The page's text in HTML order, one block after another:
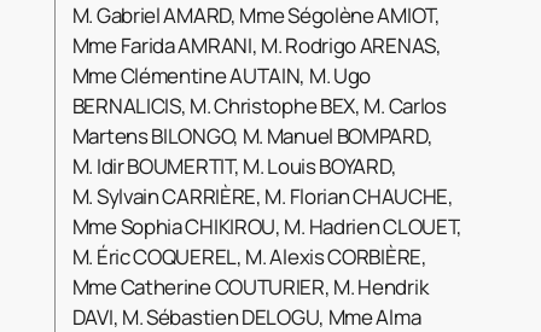
M. Gabriel AMARD, Mme Ségolène AMIOT,
Mme Farida AMRANI, M. Rodrigo ARENAS,
Mme Clémentine AUTAIN, M. Ugo
BERNALICIS, M. Christophe BEX, M. Carlos
Martens BILONGO, M. Manuel BOMPARD,
M. Idir BOUMERTIT, M. Louis BOYARD,
M. Sylvain CARRIÈRE, M. Florian CHAUCHE,
Mme Sophia CHIKIROU, M. Hadrien CLOUET,
M. Éric COQUEREL, M. Alexis CORBIÈRE,
Mme Catherine COUTURIER, M. Hendrik
DAVI, M. Sébastien DELOGU, Mme Alma